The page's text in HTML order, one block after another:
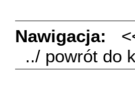
Nawigacja:
../ powrót do